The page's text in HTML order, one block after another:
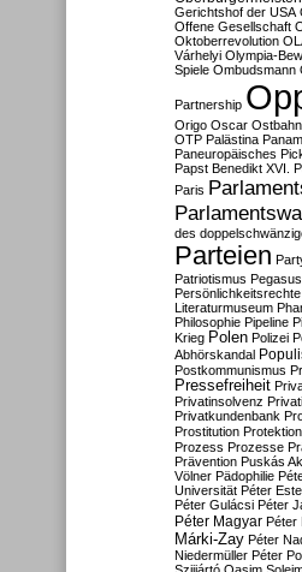
Gerichtshof der USA
Offene Gesellschaft
Oktoberrevolution
Várhelyi Olympia-
Spiele Ombudsmann
Partnership
Origo Oscar
OTP Palästina
Paneuropäisches
Papst Benedikt XVI.
Paris
des
Parteien
Patriotismus Pegasus
Persönlichkeitsrechte
Literaturmuseum
Philosophie Pipeline
Krieg Polen Polizei
Abhörskandal
Postkommunismus
Pressefreiheit
Privatinsolvenz
Privatkundenbank
Prostitution
Prozess Prozesse
Prävention Puskás
Völner Pädophilie
Universität Péter
Péter Gulácsi Péter
Péter Magyar Péter
Márki-Zay Péter
Niedermüller Péter